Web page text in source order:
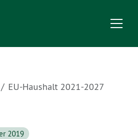
EU-Haushalt 2021-2027
2019